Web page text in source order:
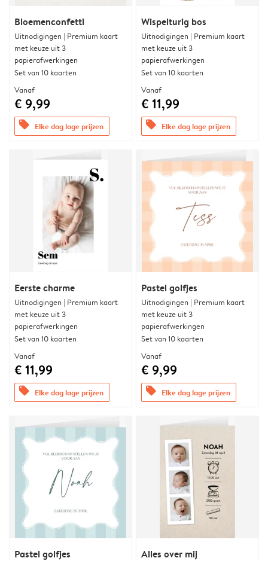
Bloemenconfetti
Uitnodigingen | Premium kaart
met keuze uit 3
papierafwerkingen
Set van 10 kaarten
Vanaf
€ 9,99
offers Elke dag lage prijzen
Wispelturig bos
Uitnodigingen | Premium kaart
met keuze uit 3
papierafwerkingen
Set van 10 kaarten
Vanaf
€ 11,99
offers Elke dag lage prijzen
Eerste charme
Uitnodigingen | Premium kaart
met keuze uit 3
papierafwerkingen
Set van 10 kaarten
Vanaf
€ 11,99
offers Elke dag lage prijzen
Pastel golfjes
Uitnodigingen | Premium kaart
met keuze uit 3
papierafwerkingen
Set van 10 kaarten
Vanaf
€ 9,99
offers Elke dag lage prijzen
Pastel golfjes Alles over mij